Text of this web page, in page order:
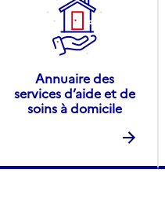
Annuaire des
services d’aide et de
soins à domicile